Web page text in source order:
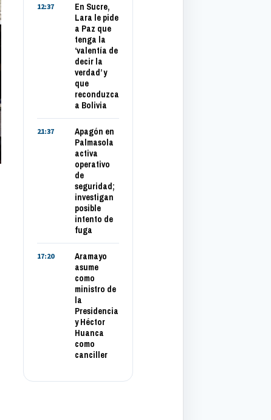
12:37
En Sucre,
Lara le pide
a Paz que
tenga la
‘valentía de
decir la
verdad’ y
que
reconduzca
a Bolivia
21:37
Apagón en
Palmasola
activa
operativo
de
seguridad;
investigan
posible
intento de
fuga
17:20
Aramayo
asume
como
ministro de
la
Presidencia
y Héctor
Huanca
como
canciller